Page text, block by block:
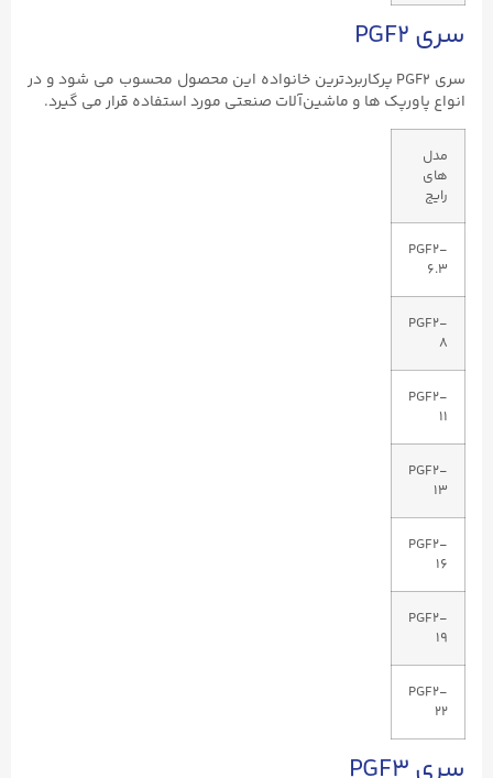
سری PGF2
سری PGF2 پرکاربردترین خانواده این محصول محسوب می ‌شود و در
انواع پاورپک ‌ها و ماشین‌آلات صنعتی مورد استفاده قرار می‌ گیرد.
مدل
‌های
رایج
PGF2-
6.3
PGF2-
8
PGF2-
11
PGF2-
13
PGF2-
16
PGF2-
19
PGF2-
22